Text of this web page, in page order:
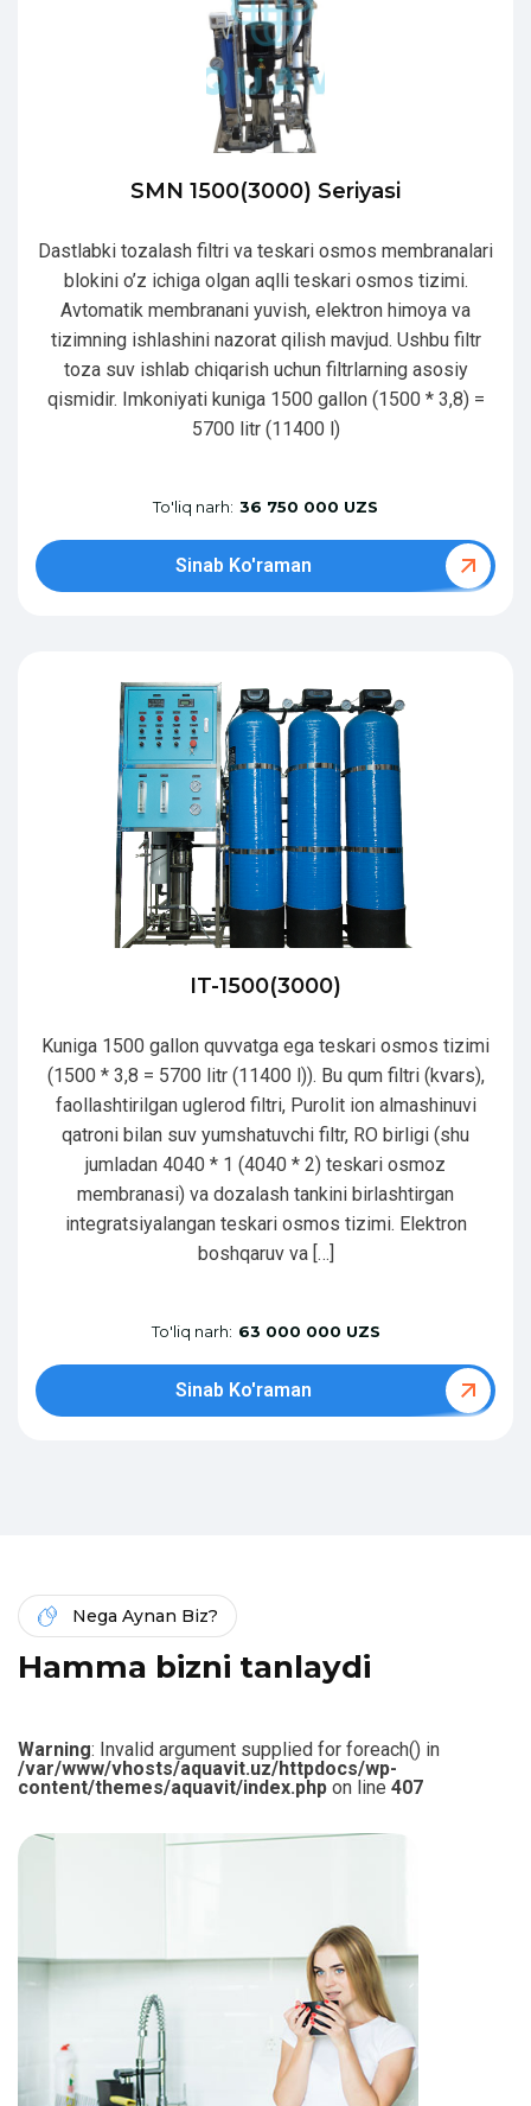
SMN 1500(3000) Seriyasi
Dastlabki tozalash filtri va teskari osmos membranalari
blokini o’z ichiga olgan aqlli teskari osmos tizimi.
Avtomatik membranani yuvish, elektron himoya va
tizimning ishlashini nazorat qilish mavjud. Ushbu filtr
toza suv ishlab chiqarish uchun filtrlarning asosiy
qismidir. Imkoniyati kuniga 1500 gallon (1500 * 3,8) =
5700 litr (11400 l)
To'liq narh: 36 750 000 UZS
Sinab Ko'raman
IT-1500(3000)
Kuniga 1500 gallon quvvatga ega teskari osmos tizimi
(1500 * 3,8 = 5700 litr (11400 l)). Bu qum filtri (kvars),
faollashtirilgan uglerod filtri, Purolit ion almashinuvi
qatroni bilan suv yumshatuvchi filtr, RO birligi (shu
jumladan 4040 * 1 (4040 * 2) teskari osmoz
membranasi) va dozalash tankini birlashtirgan
integratsiyalangan teskari osmos tizimi. Elektron
boshqaruv va […]
To'liq narh: 63 000 000 UZS
Sinab Ko'raman
Nega Aynan Biz?
Hamma bizni tanlaydi
Warning: Invalid argument supplied for foreach() in
/var/www/vhosts/aquavit.uz/httpdocs/wp-
content/themes/aquavit/index.php on line 407